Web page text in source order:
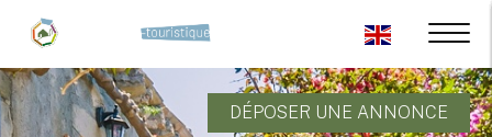
DÉPOSER UNE ANNONCE